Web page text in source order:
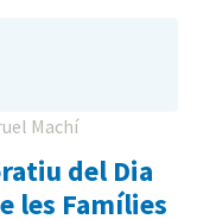
Machí
del Dia
les Famílies